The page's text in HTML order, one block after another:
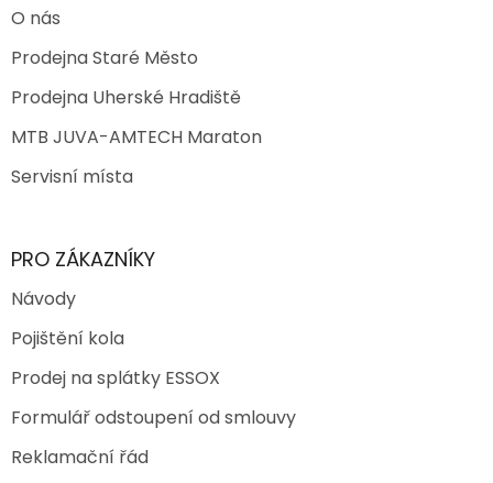
O nás
Prodejna Staré Město
Prodejna Uherské Hradiště
MTB JUVA-AMTECH Maraton
Servisní místa
PRO ZÁKAZNÍKY
Návody
Pojištění kola
Prodej na splátky ESSOX
Formulář odstoupení od smlouvy
Reklamační řád